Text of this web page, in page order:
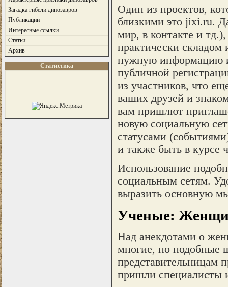
Загадка гибели динозавров
Публикации
Интересные ссылки
Статьи
Архив
Статистика
Один из проектов,
близкими это jixi.ru.
мир, в контакте и
практически
нужную информацию
публичной
из участников, что
ваших друзей и
вам пришлют
новую социальную
статусами
и также быть в курсе
Использование
социальным сетям.
выразить основную
Ученые:
Над анекдотами о
многие, но подобные
представительницам
пришли специалисты